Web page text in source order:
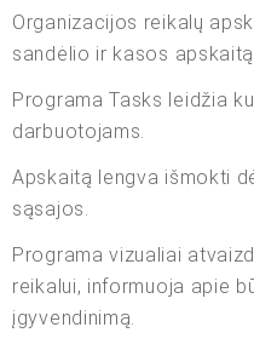
Organizacijos reikalų
sandėlio ir kasos
Programa Tasks leidžia
darbuotojams.
Apskaitą lengva išmokti
sąsajos.
Programa vizualiai
reikalui, informuoja apie
įgyvendinimą.